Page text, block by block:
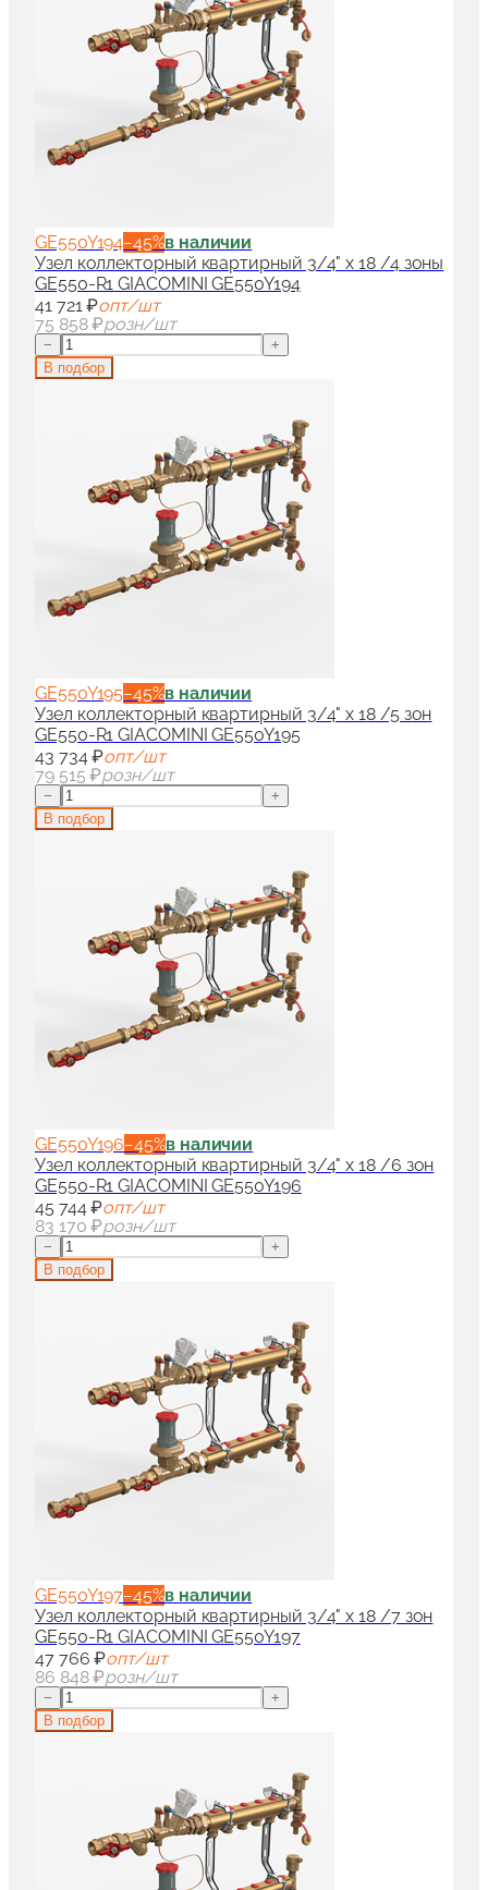
GE550Y194−45%в наличии
Узел коллекторный квартирный 3/4" x 18 /4 зоны
GE550-R1 GIACOMINI GE550Y194
41 721 ₽опт/шт
75 858 ₽розн/шт
−
+
В подбор
GE550Y195−45%в наличии
Узел коллекторный квартирный 3/4" x 18 /5 зон
GE550-R1 GIACOMINI GE550Y195
43 734 ₽опт/шт
79 515 ₽розн/шт
−
+
В подбор
GE550Y196−45%в наличии
Узел коллекторный квартирный 3/4" x 18 /6 зон
GE550-R1 GIACOMINI GE550Y196
45 744 ₽опт/шт
83 170 ₽розн/шт
−
+
В подбор
GE550Y197−45%в наличии
Узел коллекторный квартирный 3/4" x 18 /7 зон
GE550-R1 GIACOMINI GE550Y197
47 766 ₽опт/шт
86 848 ₽розн/шт
−
+
В подбор